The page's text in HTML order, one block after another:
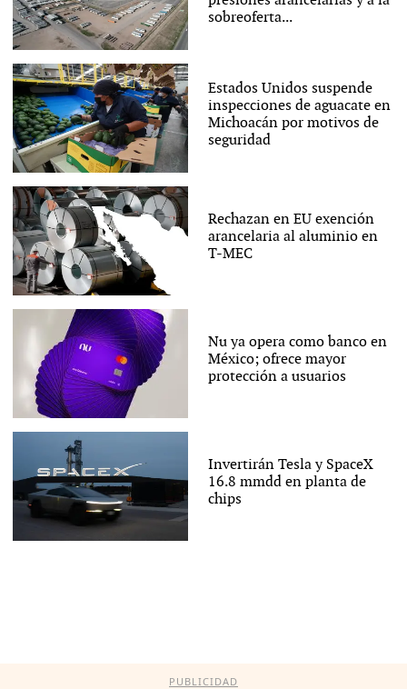
sobreoferta...
Estados Unidos suspende
inspecciones de aguacate en
Michoacán por motivos de
seguridad
Rechazan en EU exención
arancelaria al aluminio en
T-MEC
Nu ya opera como banco en
México; ofrece mayor
protección a usuarios
Invertirán Tesla y SpaceX
16.8 mmdd en planta de
chips
PUBLICIDAD